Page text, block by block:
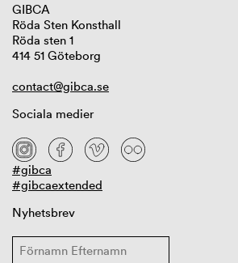
GIBCA
Röda Sten Konsthall
Röda sten 1
414 51 Göteborg
contact@gibca.se
Sociala medier
#gibca
#gibcaextended
Nyhetsbrev